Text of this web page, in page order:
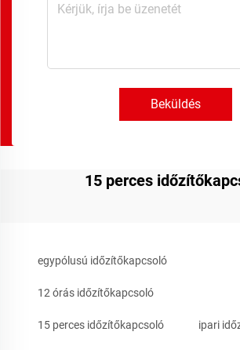
Beküldés
15 perces
egypólusú időzítőkapcsoló
12 órás időzítőkapcsoló
15 perces időzítőkapcsoló ipari